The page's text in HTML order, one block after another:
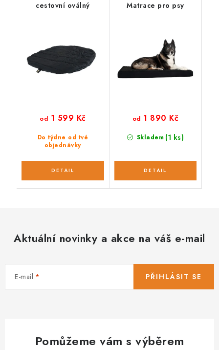
cestovní oválný
Do týdne od tvé
objednávky
od 1 599 Kč
Matrace pro psy
Skladem (1 ks)
od 1 890 Kč
Aktuální novinky a akce na váš e-mail
E-mail PŘIHLÁSIT SE
Pomůžeme vám s výběrem